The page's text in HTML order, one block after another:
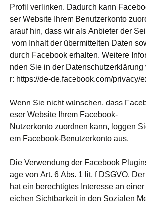
Profil verlinken. Dadurch kann
ser Website Ihrem Benutzerkonto
arauf hin, dass wir als Anbieter der
vom Inhalt der übermittelten Daten
durch Facebook erhalten. Weitere
nden Sie in der Datenschutzerklärung
r: https://de-de.facebook.com/privacy/
Wenn Sie nicht wünschen, dass
eser Website Ihrem Facebook-
Nutzerkonto zuordnen kann, loggen
em Facebook-Benutzerkonto aus.
Die Verwendung der Facebook
age von Art. 6 Abs. 1 lit. f DSGVO.
hat ein berechtigtes Interesse an
eichen Sichtbarkeit in den Sozialen